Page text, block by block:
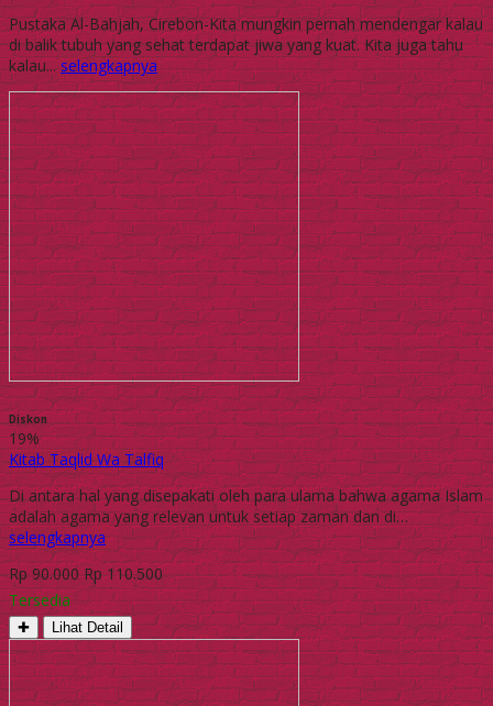
Pustaka Al-Bahjah, Cirebon-Kita mungkin pernah mendengar kalau
di balik tubuh yang sehat terdapat jiwa yang kuat. Kita juga tahu
kalau...selengkapnya
Diskon
19%
Kitab Taqlid Wa Talfiq
Di antara hal yang disepakati oleh para ulama bahwa agama Islam
adalah agama yang relevan untuk setiap zaman dan di…
selengkapnya
Rp 90.000 Rp 110.500
Tersedia
✚ Lihat Detail